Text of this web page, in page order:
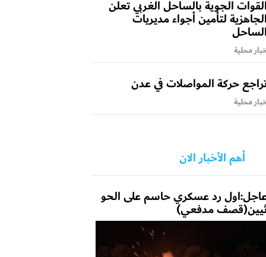
القوات الجوية بالساحل الغربي تعلن
الجاهزية لتأمين أجواء مديريات
الساحل
محلية
حركة المواصلات في عدن
محلية
أهم الأخبار الان
رد عسكري حاسم على الحو
مدفعي)